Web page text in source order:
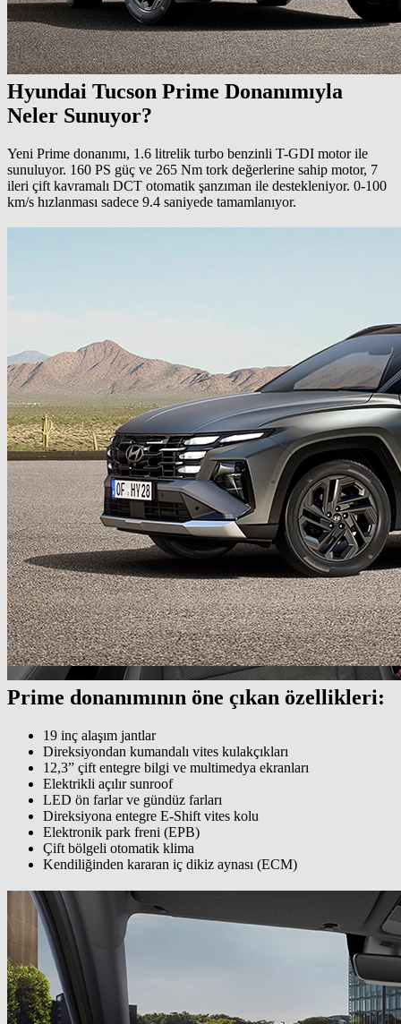
Hyundai Tucson Prime Donanımıyla
Neler Sunuyor?
Yeni Prime donanımı, 1.6 litrelik turbo benzinli T-GDI motor ile
sunuluyor. 160 PS güç ve 265 Nm tork değerlerine sahip motor, 7
ileri çift kavramalı DCT otomatik şanzıman ile destekleniyor. 0-100
km/s hızlanması sadece 9.4 saniyede tamamlanıyor.
Prime donanımının öne çıkan özellikleri:
19 inç alaşım jantlar
Direksiyondan kumandalı vites kulakçıkları
12,3” çift entegre bilgi ve multimedya ekranları
Elektrikli açılır sunroof
LED ön farlar ve gündüz farları
Direksiyona entegre E-Shift vites kolu
Elektronik park freni (EPB)
Çift bölgeli otomatik klima
Kendiliğinden kararan iç dikiz aynası (ECM)